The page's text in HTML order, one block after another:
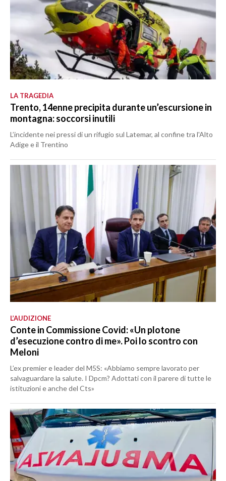
LA TRAGEDIA
Trento, 14enne precipita durante un’escursione in
montagna: soccorsi inutili
L’incidente nei pressi di un rifugio sul Latemar, al confine tra l'Alto
Adige e il Trentino
L’AUDIZIONE
Conte in Commissione Covid: «Un plotone
d’esecuzione contro di me». Poi lo scontro con
Meloni
L’ex premier e leader del M5S: «Abbiamo sempre lavorato per
salvaguardare la salute. I Dpcm? Adottati con il parere di tutte le
istituzioni e anche del Cts»